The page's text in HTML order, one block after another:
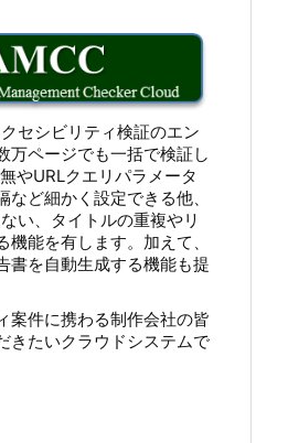
セシビリティ検証のエン
万ページでも一括で検証し
やURLクエリパラメータ
など細かく設定できる他、
い、タイトルの重複やリ
機能を有します。加えて、
書を自動生成する機能も提
案件に携わる制作会社の皆
きたいクラウドシステムで